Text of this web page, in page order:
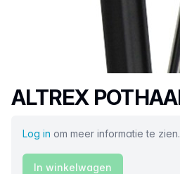
Productnaam
ALTREX
Log in om meer informatie te zien.
In winkelwagen